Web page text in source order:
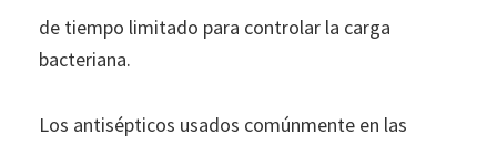
de tiempo limitado para controlar la carga
bacteriana.
Los antisépticos usados comúnmente en las